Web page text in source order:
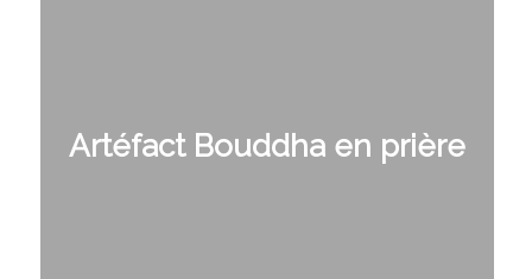
Artéfact Bouddha en prière